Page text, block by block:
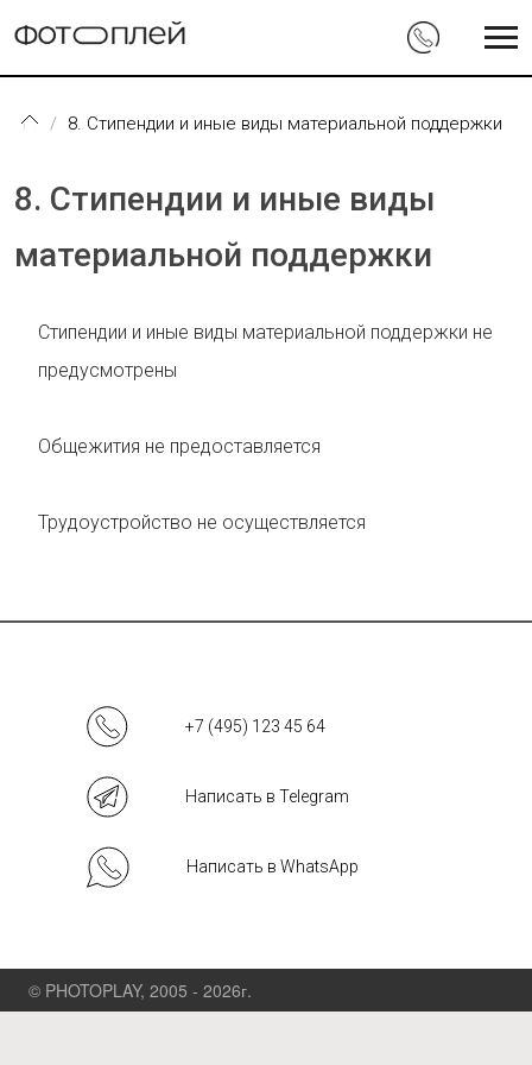
8. Стипендии и иные виды материальной поддержки
8. Стипендии и иные виды
материальной поддержки
Стипендии и иные виды материальной поддержки не
предусмотрены
Общежития не предоставляется
Трудоустройство не осуществляется
+7 (495) 123 45 64
Написать в Telegram
Написать в WhatsApp
© PHOTOPLAY, 2005 - 2026г.